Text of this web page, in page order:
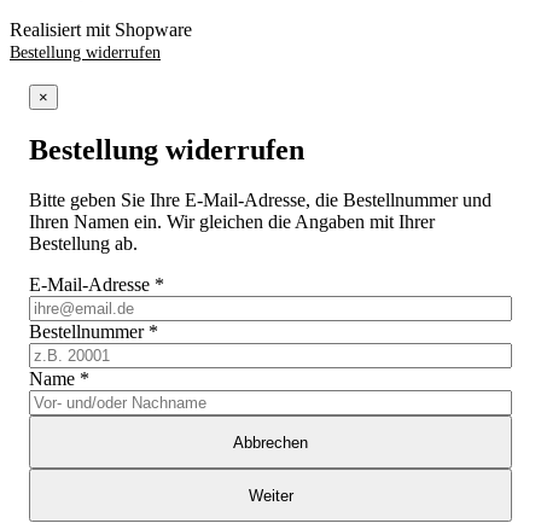
Realisiert mit Shopware
Bestellung widerrufen
×
Bestellung widerrufen
Bitte geben Sie Ihre E-Mail-Adresse, die Bestellnummer und
Ihren Namen ein. Wir gleichen die Angaben mit Ihrer
Bestellung ab.
E-Mail-Adresse *
Bestellnummer *
Name *
Abbrechen
Weiter